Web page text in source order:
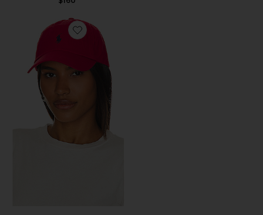
Favorite Chino Cap